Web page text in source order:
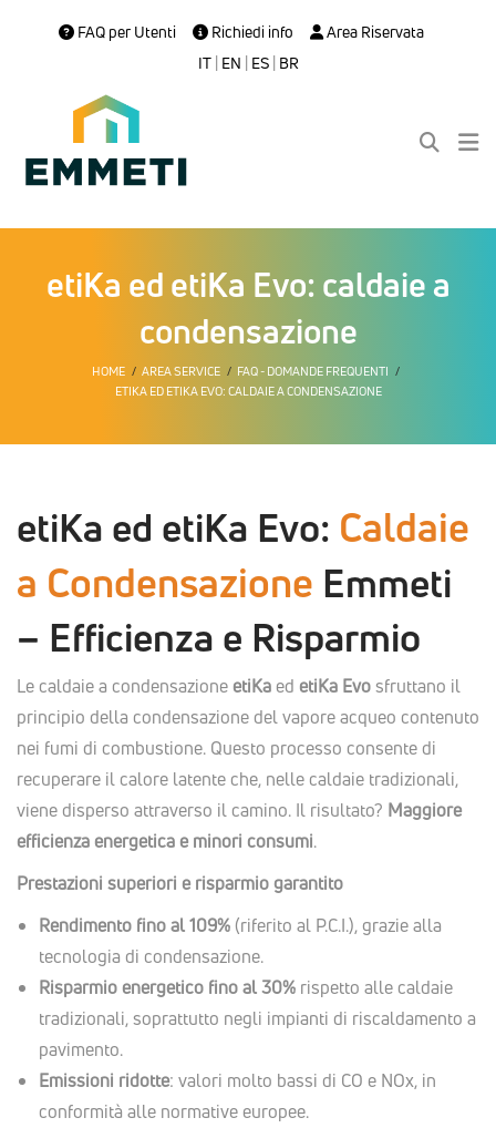
FAQ per Utenti Richiedi info
Area Riservata
IT| EN | ES| BR
etiKa ed etiKa Evo: caldaie a
condensazione
HOME AREA SERVICE
FAQ - DOMANDE FREQUENTI
ETIKA ED ETIKA EVO: CALDAIE A CONDENSAZIONE
etiKa ed etiKa Evo: Caldaie
a Condensazione Emmeti
– Efficienza e Risparmio
Le caldaie a condensazione etiKa ed etiKa Evosfruttano il
principio della condensazione del vapore acqueo contenuto
nei fumi di combustione. Questo processo consente di
recuperare il calore latente che, nelle caldaie tradizionali,
viene disperso attraverso il camino. Il risultato? Maggiore
efficienza energetica e minori consumi.
Prestazioni superiori e risparmio garantito
Rendimento fino al 109% (riferito al P.C.I.), grazie alla
tecnologia di condensazione.
Risparmio energetico fino al 30% rispetto alle caldaie
tradizionali, soprattutto negli impianti di riscaldamento a
pavimento.
Emissioni ridotte: valori molto bassi di CO e NOx, in
conformità alle normative europee.